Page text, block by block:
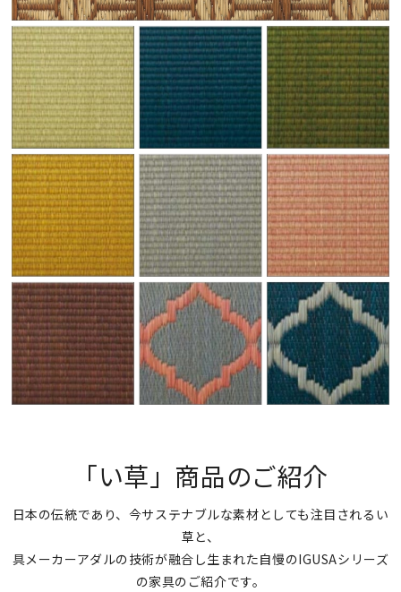
「い草」商品のご紹介
日本の伝統であり、今サステナブルな素材としても注目されるい
草と、
具メーカーアダルの技術が融合し生まれた自慢のIGUSAシリーズ
の家具のご紹介です。